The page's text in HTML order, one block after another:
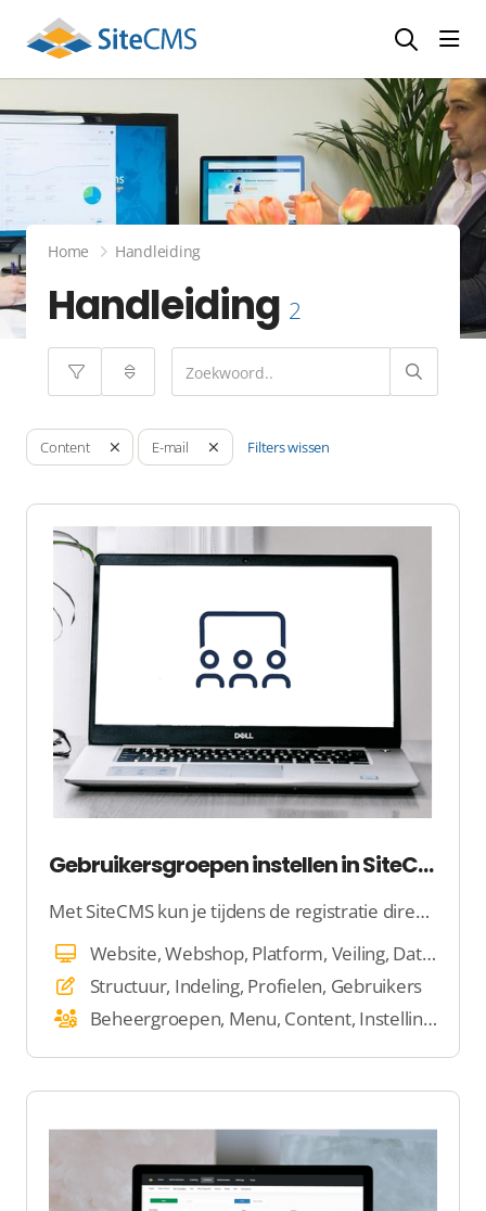
Home Handleiding
Handleiding 2
Content E-mail Filters wissen
Gebruikersgroepen instellen in SiteCMS
Met SiteCMS kun je tijdens de registratie direct specifieke informatie van gebruikers verzamelen, zodat ze meteen aan de slag kunnen. Door gebruikers in te delen in groepen, kun je eenvoudig bepalen wie toegang krijgt tot bepaalde content en functies.
Website, Webshop, Platform, Veiling, Dating, E-mail, Beheer
Structuur, Indeling, Profielen, Gebruikers
Beheergroepen, Menu, Content, Instellingen